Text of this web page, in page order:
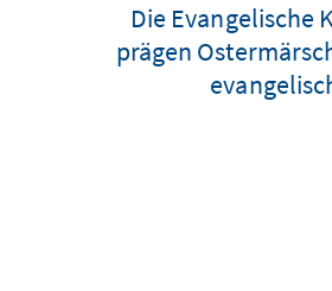
Die Evangelische
prägen